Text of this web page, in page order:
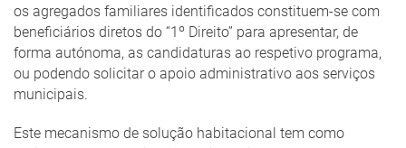
os agregados familiares identificados constituem-se com
beneficiários diretos do “1º Direito” para apresentar, de
forma autónoma, as candidaturas ao respetivo programa,
ou podendo solicitar o apoio administrativo aos serviços
municipais.
Este mecanismo de solução habitacional tem como